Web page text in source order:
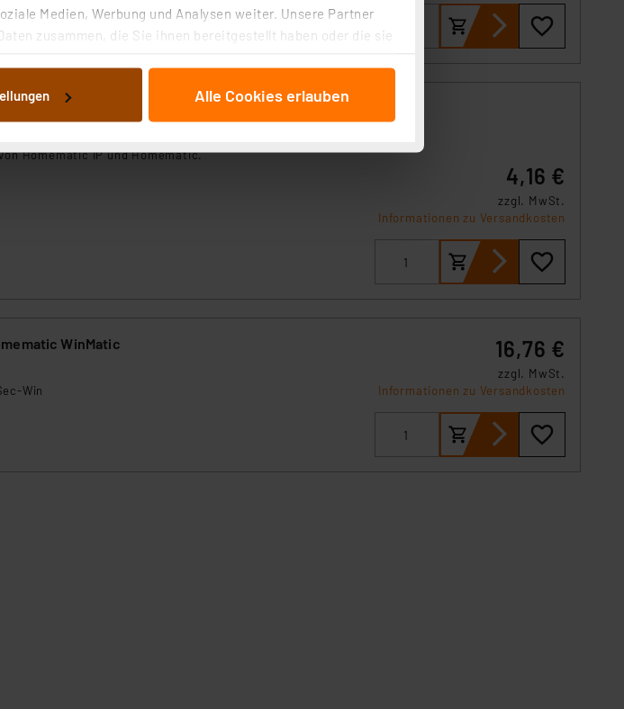
Medien, Werbung und Analysen weiter. Unsere Partner
zusammen, die Sie ihnen bereitgestellt haben oder die sie
von Ihnen ausgewählten Verarbeitungszwecke (Art. 6
Cookies nach Zweck und Anbieter ist durch Klick auf den
Sie jederzeit unter dem Link „Cookie Einstellungen“
Abrufung und Weiterverarbeitung dieser Daten zur
Dies bedeutet, dass die USA als Land mit unzureichendem
etwa das Risiko, dass US-Behörden personenbezogene
die Standarddatenschutzklauseln der Europäischen
insbesondere der Art der übermittelten
Alle Cookies erlauben
3 Stück
Homematic IP und Homematic.
4,16 €
zzgl. MwSt.
Informationen zu Versandkosten
WinMatic
Win
16,76 €
zzgl. MwSt.
Informationen zu Versandkosten